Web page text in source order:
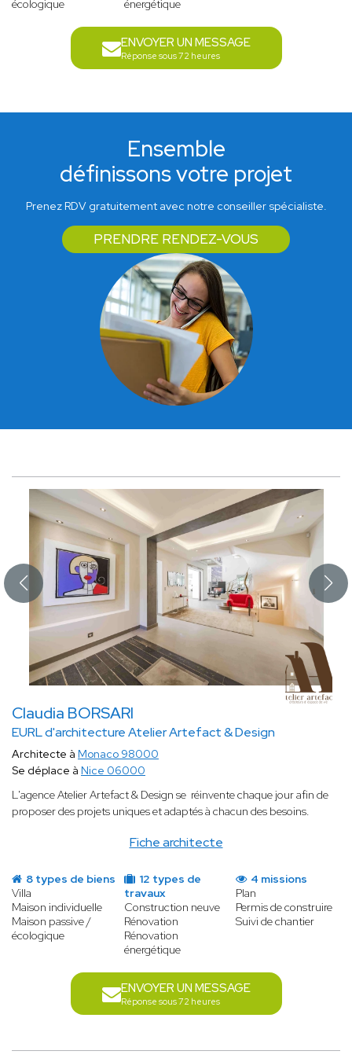
écologique
énergétique
ENVOYER UN MESSAGE
Réponse sous 72 heures
Ensemble
définissons votre projet
Prenez RDV gratuitement avec notre conseiller spécialiste.
PRENDRE RENDEZ-VOUS
Claudia BORSARI
EURL d'architecture Atelier Artefact & Design
Fiche architecte
Architecte à Monaco 98000
Se déplace à Nice 06000
L'agence Atelier Artefact & Design se réinvente chaque jour afin de
proposer des projets uniques et adaptés à chacun des besoins.
8 types de biens
Villa
Maison individuelle
Maison passive /
écologique
12 types de
travaux
Construction neuve
Rénovation
Rénovation
énergétique
4 missions
Plan
Permis de construire
Suivi de chantier
ENVOYER UN MESSAGE
Réponse sous 72 heures